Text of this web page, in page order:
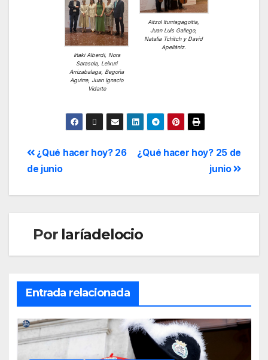
Iñaki Alberdi, Nora
Sarasola, Leixuri
Arrizabalaga, Begoña
Aguirre, Juan Ignacio
Vidarte
Aitzol Iturriagagoitia,
Juan Luis Gallego,
Natalia Tchitch y David
Apellániz.
¿Qué hacer hoy? 25 de
junio
¿Qué hacer hoy? 26
de junio
Por laríadelocio
Entrada relacionada